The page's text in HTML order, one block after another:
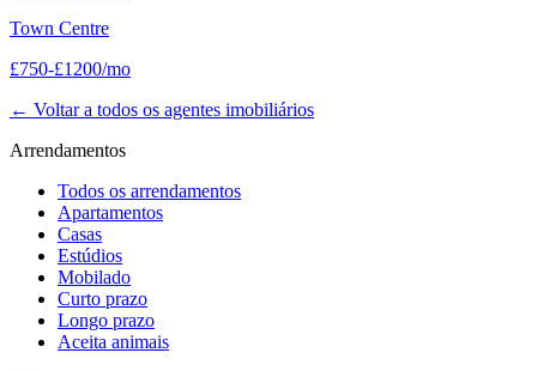
Town Centre
£750-£1200/mo
← Voltar a todos os agentes imobiliários
Arrendamentos
Todos os arrendamentos
Apartamentos
Casas
Estúdios
Mobilado
Curto prazo
Longo prazo
Aceita animais